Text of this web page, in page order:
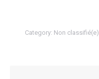
Category: Non classifié(e)